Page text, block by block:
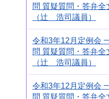
問 質疑質問・答弁全
（辻 浩司議員）
令和3年12月定例会
問 質疑質問・答弁全
（辻 浩司議員）
令和3年12月定例会
問 質疑質問・答弁全